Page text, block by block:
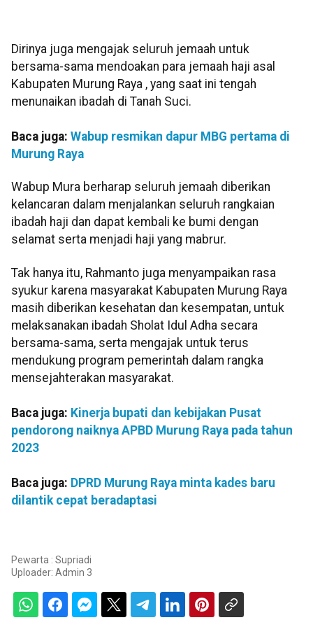
Dirinya juga mengajak seluruh jemaah untuk
bersama-sama mendoakan para jemaah haji asal
Kabupaten Murung Raya , yang saat ini tengah
menunaikan ibadah di Tanah Suci.
Baca juga: Wabup resmikan dapur MBG pertama di
Murung Raya
Wabup Mura berharap seluruh jemaah diberikan
kelancaran dalam menjalankan seluruh rangkaian
ibadah haji dan dapat kembali ke bumi dengan
selamat serta menjadi haji yang mabrur.
Tak hanya itu, Rahmanto juga menyampaikan rasa
syukur karena masyarakat Kabupaten Murung Raya
masih diberikan kesehatan dan kesempatan, untuk
melaksanakan ibadah Sholat Idul Adha secara
bersama-sama, serta mengajak untuk terus
mendukung program pemerintah dalam rangka
mensejahterakan masyarakat.
Baca juga: Kinerja bupati dan kebijakan Pusat
pendorong naiknya APBD Murung Raya pada tahun
2023
Baca juga: DPRD Murung Raya minta kades baru
dilantik cepat beradaptasi
Pewarta : Supriadi
Uploader: Admin 3